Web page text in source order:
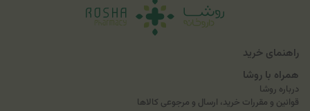
راهنمای خرید
همراه با روشا
درباره روشا
قوانین و مقررات خرید، ارسال و مرجوعی کالاها